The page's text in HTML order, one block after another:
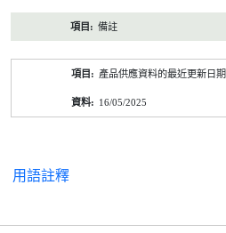
備註
產品供應資料的最近更新日期
16/05/2025
用語註釋